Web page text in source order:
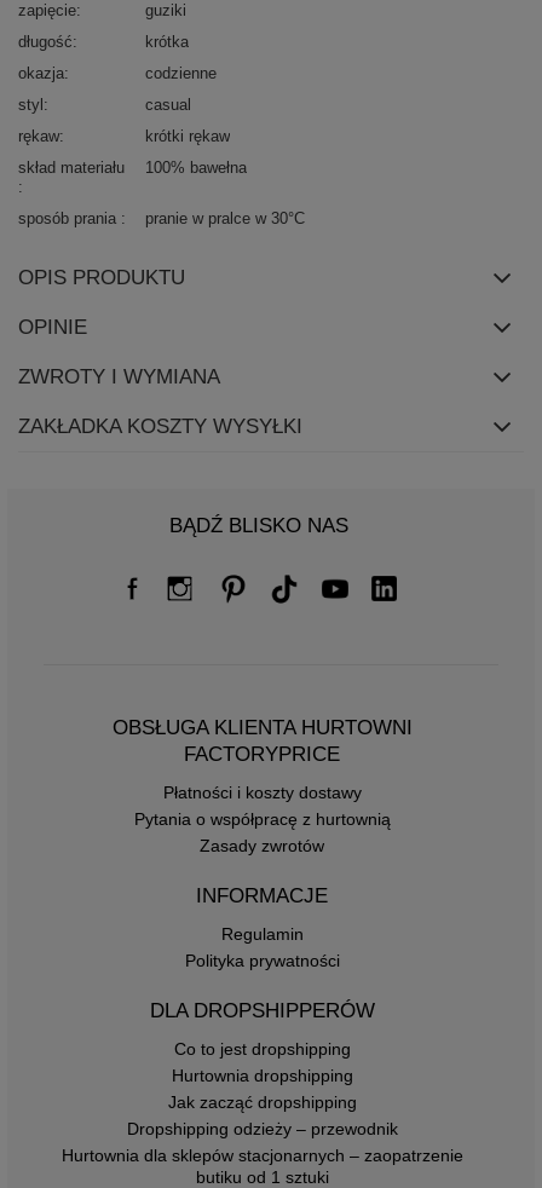
zapięcie
guziki
długość
krótka
okazja
codzienne
styl
casual
rękaw
krótki rękaw
skład materiału
100% bawełna
sposób prania pranie w pralce w 30°C
OPIS PRODUKTU
OPINIE
ZWROTY I WYMIANA
ZAKŁADKA KOSZTY WYSYŁKI
BĄDŹ BLISKO NAS
OBSŁUGA KLIENTA HURTOWNI
FACTORYPRICE
Płatności i koszty dostawy
Pytania o współpracę z hurtownią
Zasady zwrotów
INFORMACJE
Regulamin
Polityka prywatności
DLA DROPSHIPPERÓW
Co to jest dropshipping
Hurtownia dropshipping
Jak zacząć dropshipping
Dropshipping odzieży – przewodnik
Hurtownia dla sklepów stacjonarnych – zaopatrzenie
butiku od 1 sztuki